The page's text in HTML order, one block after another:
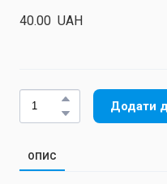
40.00  UAH
Додати
ОПИС